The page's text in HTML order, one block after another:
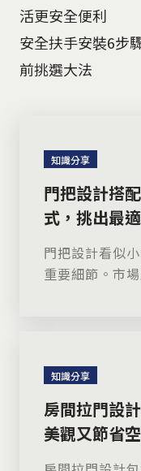
活更安全便利
安全扶手安裝6步
前挑選大法
知識分享
門把設計搭
式，挑出最
門把設計看似
重要細節。市
知識分享
房間拉門設
美觀又節省